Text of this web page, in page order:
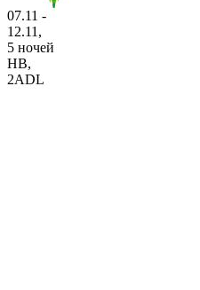
07.11 -
12.11,
5 ночей
HB,
2ADL